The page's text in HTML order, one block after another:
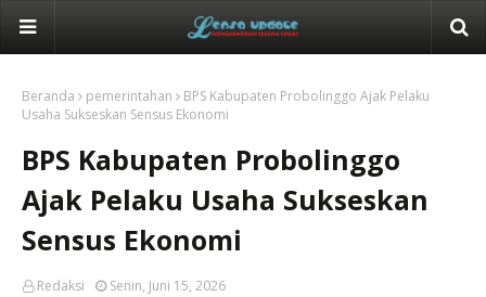
Beranda pemerintahan
BPS Kabupaten Probolinggo Ajak Pelaku
Usaha Sukseskan Sensus Ekonomi
BPS Kabupaten Probolinggo
Ajak Pelaku Usaha Sukseskan
Sensus Ekonomi
Redaksi Senin, Juni 15, 2026